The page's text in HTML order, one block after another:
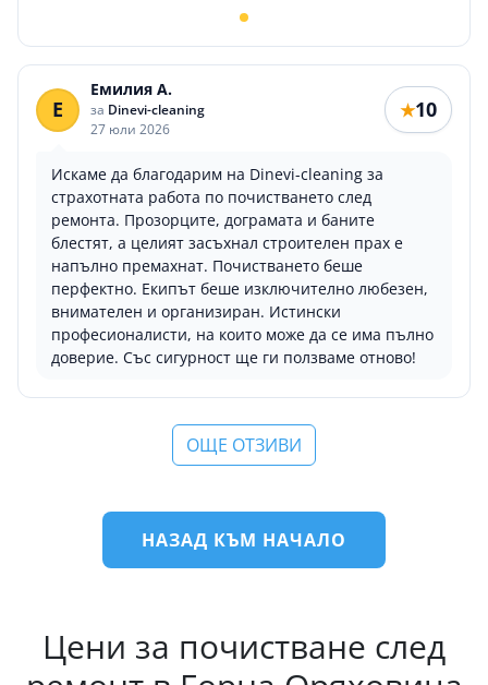
Е
Емилия А.
за Dinevi-cleaning
27 юли 2026
★10
Искаме да благодарим на Dinevi-cleaning за
страхотната работа по почистването след
ремонта. Прозорците, дограмата и баните
блестят, а целият засъхнал строителен прах е
напълно премахнат. Почистването беше
перфектно. Екипът беше изключително любезен,
внимателен и организиран. Истински
професионалисти, на които може да се има пълно
доверие. Със сигурност ще ги ползваме отново!
ОЩЕ ОТЗИВИ
НАЗАД КЪМ НАЧАЛО
Цени за почистване след